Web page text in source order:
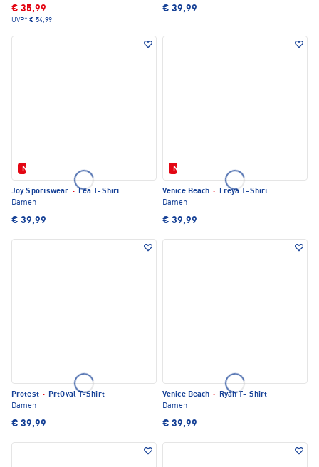
€ 35,99
UVP* € 54,99
€ 39,99
Neu
Joy Sportswear · Fea T-Shirt
Damen
€ 39,99
Neu
Venice Beach ·
Freya T-Shirt
Damen
€ 39,99
Protest · PrtOval T-Shirt
Damen
€ 39,99
Venice Beach ·
Ryah T- Shirt
Damen
€ 39,99